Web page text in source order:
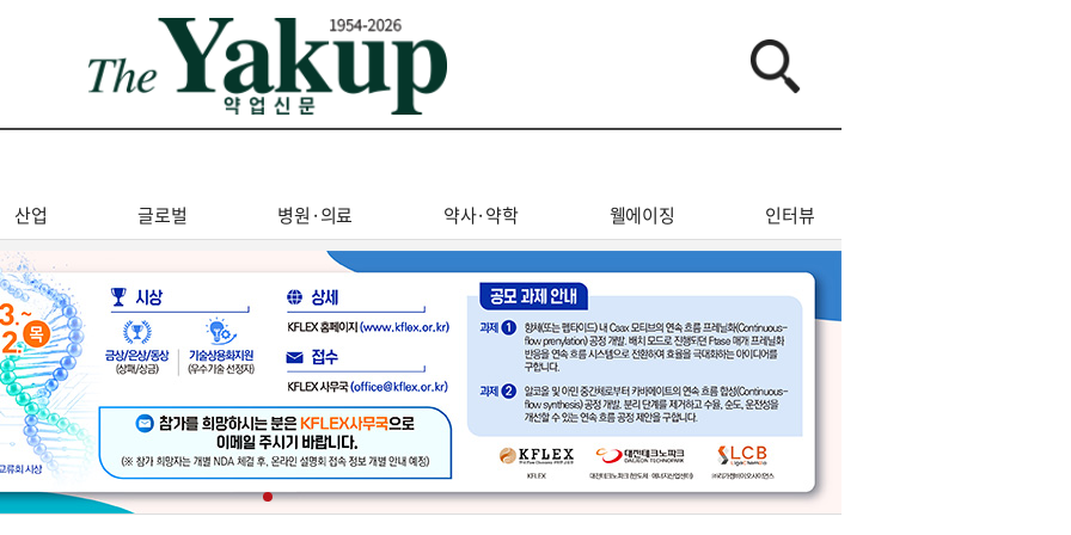
산업 글로벌 병원·의료 약사·약학 웰에이징 인터뷰